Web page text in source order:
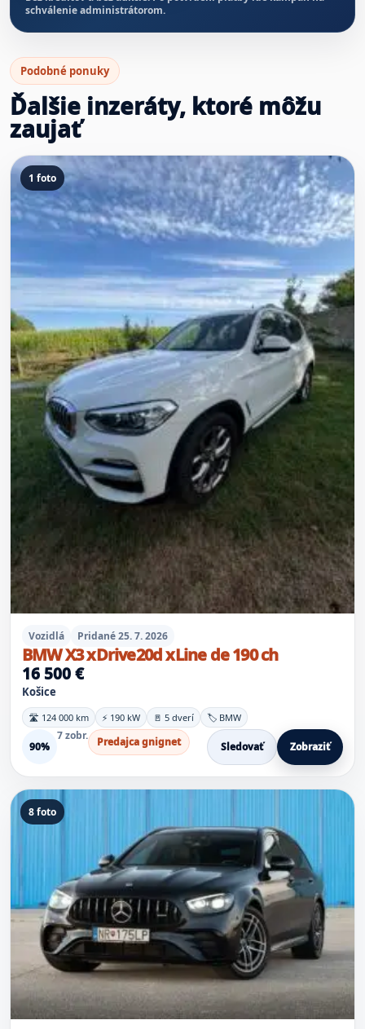
schválenie administrátorom.
Podobné ponuky
Ďalšie inzeráty, ktoré môžu
zaujať
1 foto
Vozidlá Pridané 25. 7. 2026
BMW X3 xDrive20d xLine de 190 ch
16 500 €
Košice
🛣️ 124 000 km ⚡ 190 kW 🚪 5 dverí 🏷️ BMW
90%
7 zobr. Predajca gnignet Sledovať Zobraziť
8 foto